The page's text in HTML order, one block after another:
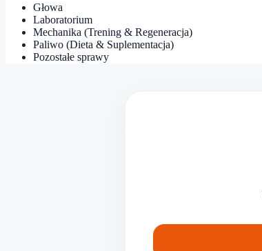
Głowa
Laboratorium
Mechanika (Trening & Regeneracja)
Paliwo (Dieta & Suplementacja)
Pozostałe sprawy